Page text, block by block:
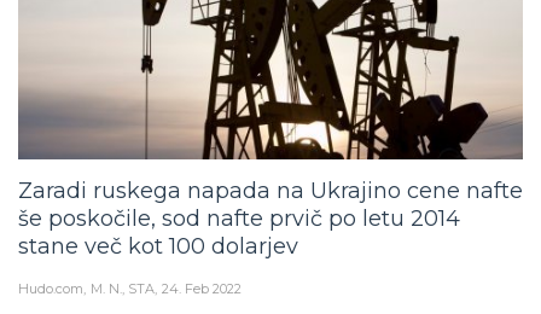
Zaradi ruskega napada na Ukrajino cene nafte
še poskočile, sod nafte prvič po letu 2014
stane več kot 100 dolarjev
Hudo.com M. N., STA 24. Feb 2022